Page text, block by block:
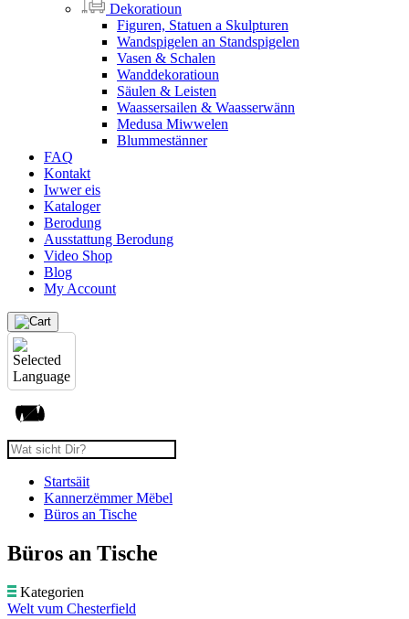
Dekoratioun
Figuren, Statuen a Skulpturen
Wandspigelen an Standspigelen
Vasen & Schalen
Wanddekoratioun
Säulen & Leisten
Waassersailen & Waasserwänn
Medusa Miwwelen
Blummestänner
FAQ
Kontakt
Iwwer eis
Kataloger
Berodung
Ausstattung Berodung
Video Shop
Blog
My Account
Startsäit
Kannerzëmmer Mëbel
Büros an Tische
Büros an Tische
Kategorien
Welt vum Chesterfield